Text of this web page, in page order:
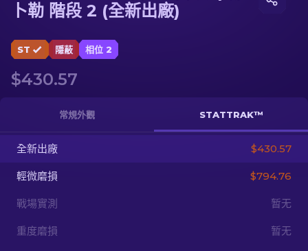
匕首
ZH-TW
卜勒 階段 2 (全新出廠)
ST 隱蔽 相位 2
$430.57
常規外觀 STATTRAK™
全新出廠 $430.57
輕微磨損 $794.76
戰場實測 暂无
重度磨損 暂无